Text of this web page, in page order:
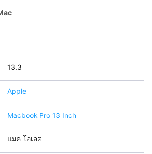
13.3
Apple
Macbook Pro 13 Inch
แมค โอเอส